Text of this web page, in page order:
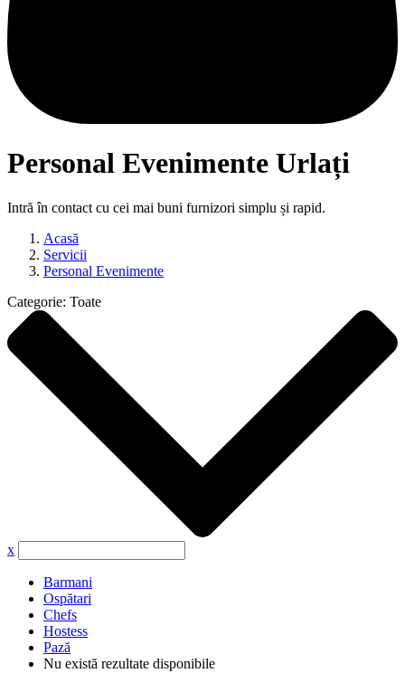
Personal Evenimente Urlați
Intră în contact cu cei mai buni furnizori simplu și rapid.
Acasă
Servicii
Personal Evenimente
Categorie: Toate
x
Barmani
Ospătari
Chefs
Hostess
Pază
Nu există rezultate disponibile